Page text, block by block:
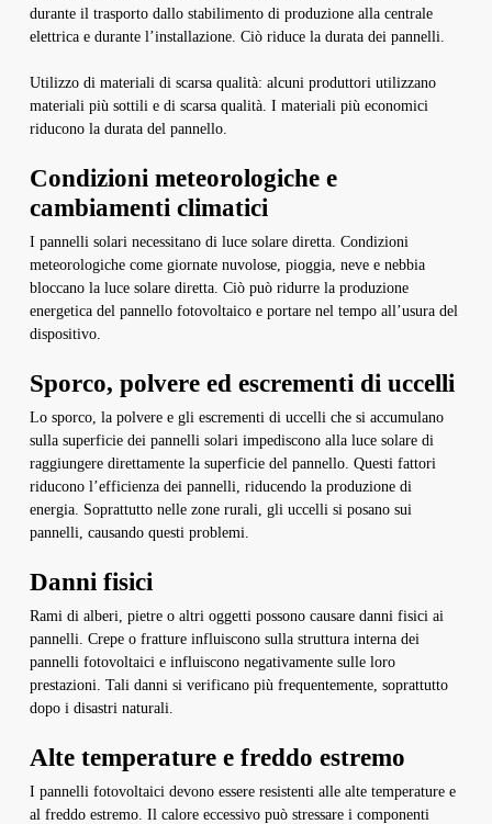
durante il trasporto dallo stabilimento di produzione alla centrale
elettrica e durante l’installazione. Ciò riduce la durata dei pannelli.
Utilizzo di materiali di scarsa qualità: alcuni produttori utilizzano
materiali più sottili e di scarsa qualità. I materiali più economici
riducono la durata del pannello.
Condizioni meteorologiche e
cambiamenti climatici
I pannelli solari necessitano di luce solare diretta. Condizioni
meteorologiche come giornate nuvolose, pioggia, neve e nebbia
bloccano la luce solare diretta. Ciò può ridurre la produzione
energetica del pannello fotovoltaico e portare nel tempo all’usura del
dispositivo.
Sporco, polvere ed escrementi di uccelli
Lo sporco, la polvere e gli escrementi di uccelli che si accumulano
sulla superficie dei pannelli solari impediscono alla luce solare di
raggiungere direttamente la superficie del pannello. Questi fattori
riducono l’efficienza dei pannelli, riducendo la produzione di
energia. Soprattutto nelle zone rurali, gli uccelli si posano sui
pannelli, causando questi problemi.
Danni fisici
Rami di alberi, pietre o altri oggetti possono causare danni fisici ai
pannelli. Crepe o fratture influiscono sulla struttura interna dei
pannelli fotovoltaici e influiscono negativamente sulle loro
prestazioni. Tali danni si verificano più frequentemente, soprattutto
dopo i disastri naturali.
Alte temperature e freddo estremo
I pannelli fotovoltaici devono essere resistenti alle alte temperature e
al freddo estremo. Il calore eccessivo può stressare i componenti